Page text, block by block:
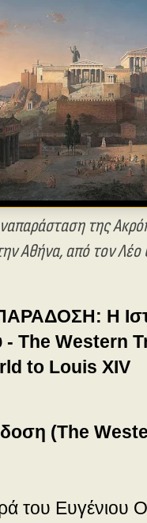
της
Αθήνα, από τον
Η
- The Western
to Louis XIV
(The
του